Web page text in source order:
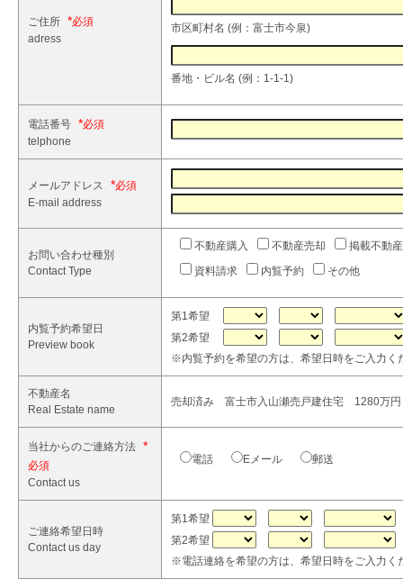
ご住所 *
adress
市区町村名 (例：富士市今泉)
番地・ビル名 (例：1-1-1)
電話番号 *
telphone
メールアドレス *
E-mail address
お問い合わせ種別
Contact Type
不動産購入 不動産売却
掲載不動
資料請求
内覧予約 その他
内覧予約希望日
Preview book
第1希望
第2希望
※内覧予約を希望の方は、希望日時をご入力く
不動産名
Real Estate name
売却済み 富士市入山瀬売戸建住宅 1280万円
当社からのご連絡方法 *
Contact us
電話 Eメール 郵送
ご連絡希望日時
Contact us day
第1希望
第2希望
※電話連絡を希望の方は、希望日時をご入力く